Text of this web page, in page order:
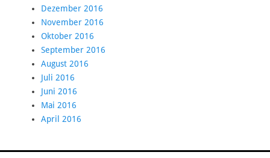
Dezember 2016
November 2016
Oktober 2016
September 2016
August 2016
Juli 2016
Juni 2016
Mai 2016
April 2016